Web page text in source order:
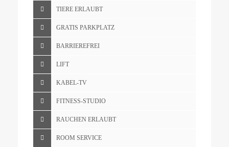
TIERE ERLAUBT
GRATIS PARKPLATZ
BARRIEREFREI
LIFT
KABEL-TV
FITNESS-STUDIO
RAUCHEN ERLAUBT
ROOM SERVICE